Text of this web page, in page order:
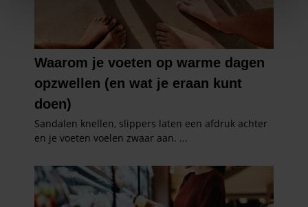
We gebruiken cookies om content en advertenties te
personaliseren, om functies voor social media te bieden
en om ons websiteverkeer te analyseren. Ook delen we
informatie over uw gebruik van onze site met onze
partners voor social media, adverteren en analyse. Deze
partners kunnen deze gegevens combineren met andere
informatie die u aan ze heeft verstrekt of die ze hebben
verzameld op basis van uw gebruik van hun services. U
gebruiken.